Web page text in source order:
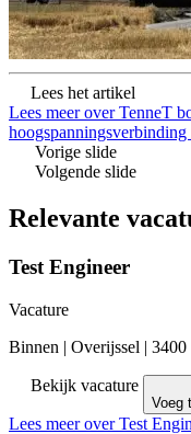
Lees het artikel
Lees meer over TenneT
hoogspanningsverbinding
Vorige slide
Volgende slide
Relevante
Test Engineer
Vacature
Binnen | Overijssel | 3400
Bekijk vacature
Voeg
Lees meer over Test